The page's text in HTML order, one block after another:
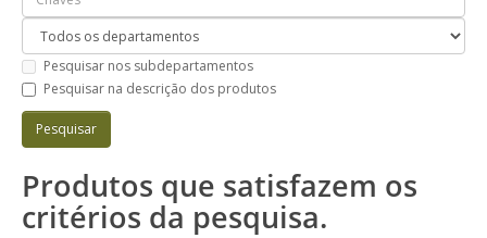
Pesquisar nos subdepartamentos
Pesquisar na descrição dos produtos
Produtos que satisfazem os
critérios da pesquisa.